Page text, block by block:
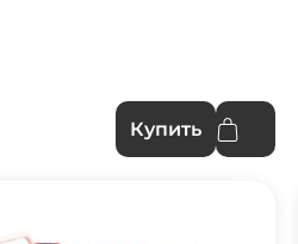
Купить